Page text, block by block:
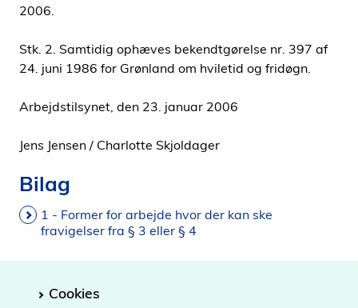
2006.
Stk. 2. Samtidig ophæves bekendtgørelse nr. 397 af
24. juni 1986 for Grønland om hviletid og fridøgn.
Arbejdstilsynet, den 23. januar 2006
Jens Jensen / Charlotte Skjoldager
Bilag
1 - Former for arbejde hvor der kan ske
fravigelser fra § 3 eller § 4
Cookies